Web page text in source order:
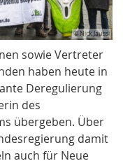
© Nick Jaussi
sowie Vertreter
haben heute in
Deregulierung
des
übergeben. Über
damit
auch für Neue